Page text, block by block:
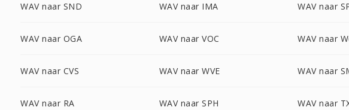
WAV naar SND WAV naar IMA WAV naar
WAV naar OGA WAV naar VOC WAV naar
WAV naar CVS WAV naar WVE WAV naar
WAV naar RA WAV naar SPH WAV naar